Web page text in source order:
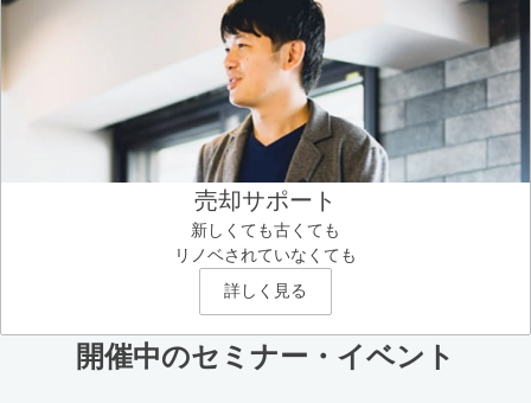
売却サポート
新しくても古くても
リノベされていなくても
詳しく見る
開催中のセミナー・イベント